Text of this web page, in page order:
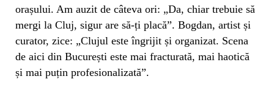
orașului. Am auzit de câteva ori: „Da, chiar trebuie să
mergi la Cluj, sigur are să-ți placă”. Bogdan, artist și
curator, zice: „Clujul este îngrijit și organizat. Scena
de aici din București este mai fracturată, mai haotică
și mai puțin profesionalizată”.